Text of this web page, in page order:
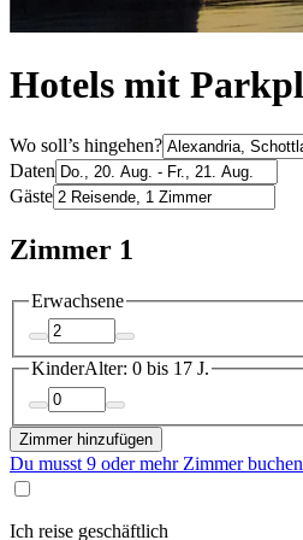
Hotels mit
Wo soll’s hingehen?
Daten
Gäste
Zimmer 1
Erwachsene
KinderAlter: 0 bis 17 J.
Zimmer hinzufügen
Du musst 9 oder mehr Zimmer
Ich reise geschäftlich